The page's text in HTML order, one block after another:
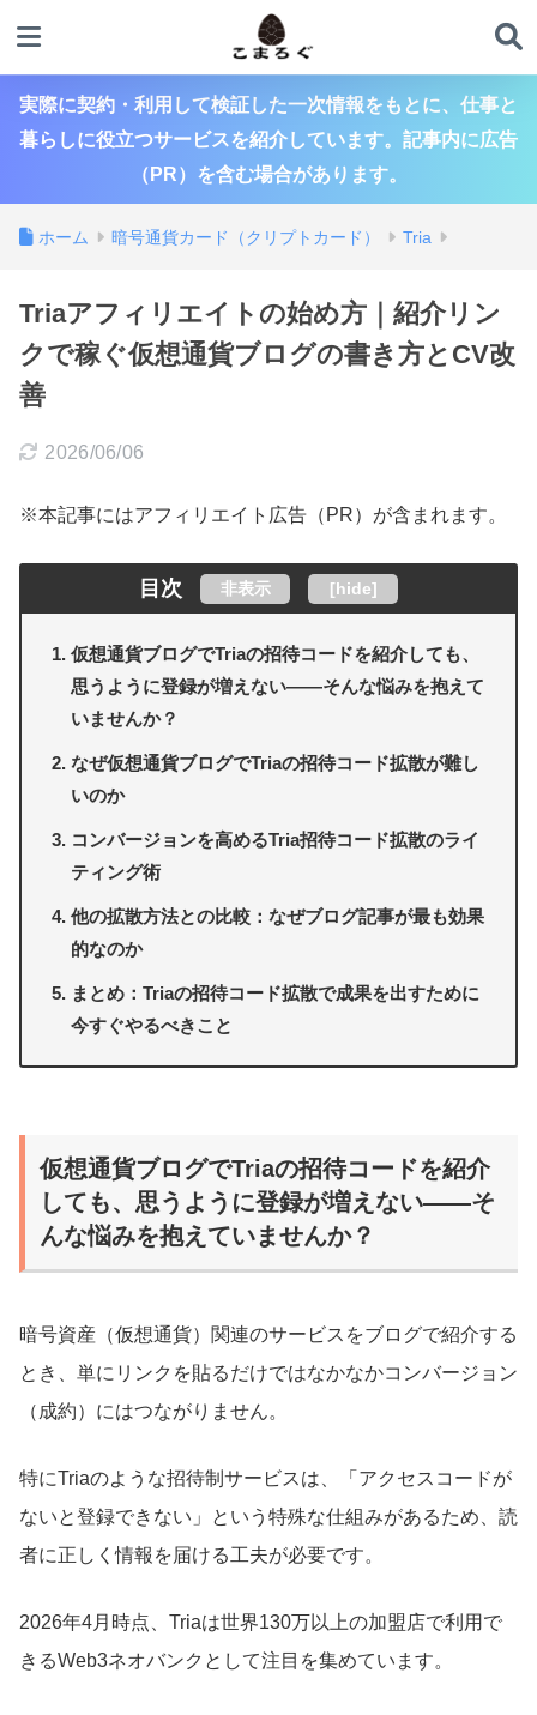
実際に契約・利用して検証した一次情報をもとに、仕事と
暮らしに役立つサービスを紹介しています。記事内に広告
（PR）を含む場合があります。
ホーム 暗号通貨カード（クリプトカード） Tria
Triaアフィリエイトの始め方｜紹介リン
クで稼ぐ仮想通貨ブログの書き方とCV改
善
2026/06/06
※本記事にはアフィリエイト広告（PR）が含まれます。
目次 非表示 [hide]
仮想通貨ブログでTriaの招待コードを紹介しても、
思うように登録が増えない――そんな悩みを抱えて
いませんか？
なぜ仮想通貨ブログでTriaの招待コード拡散が難し
いのか
コンバージョンを高めるTria招待コード拡散のライ
ティング術
他の拡散方法との比較：なぜブログ記事が最も効果
的なのか
まとめ：Triaの招待コード拡散で成果を出すために
今すぐやるべきこと
仮想通貨ブログでTriaの招待コードを紹介
しても、思うように登録が増えない――そ
んな悩みを抱えていませんか？
暗号資産（仮想通貨）関連のサービスをブログで紹介する
とき、単にリンクを貼るだけではなかなかコンバージョン
（成約）にはつながりません。
特にTriaのような招待制サービスは、「アクセスコードが
ないと登録できない」という特殊な仕組みがあるため、読
者に正しく情報を届ける工夫が必要です。
2026年4月時点、Triaは世界130万以上の加盟店で利用で
きるWeb3ネオバンクとして注目を集めています。